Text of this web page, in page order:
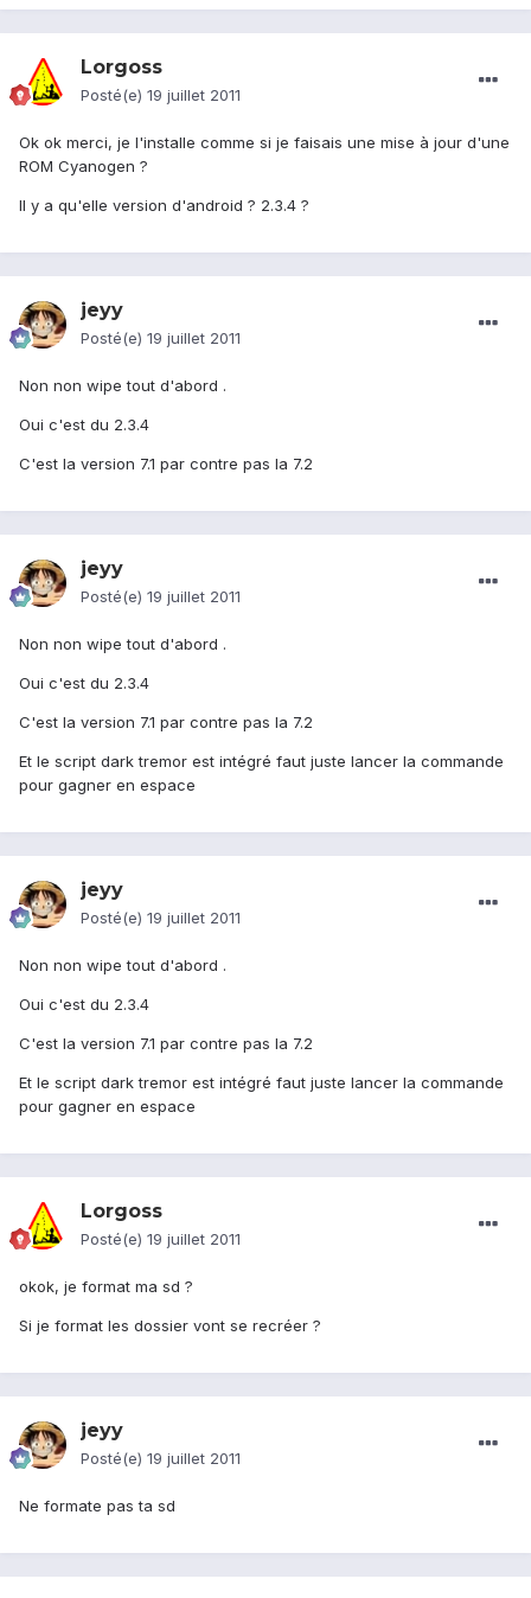
Lorgoss
Posté(e) 19 juillet 2011
Ok ok merci, je l'installe comme si je faisais une mise à jour d'une
ROM Cyanogen ?
Il y a qu'elle version d'android ? 2.3.4 ?
jeyy
Posté(e) 19 juillet 2011
Non non wipe tout d'abord .
Oui c'est du 2.3.4
C'est la version 7.1 par contre pas la 7.2
jeyy
Posté(e) 19 juillet 2011
Non non wipe tout d'abord .
Oui c'est du 2.3.4
C'est la version 7.1 par contre pas la 7.2
Et le script dark tremor est intégré faut juste lancer la commande
pour gagner en espace
jeyy
Posté(e) 19 juillet 2011
Non non wipe tout d'abord .
Oui c'est du 2.3.4
C'est la version 7.1 par contre pas la 7.2
Et le script dark tremor est intégré faut juste lancer la commande
pour gagner en espace
Lorgoss
Posté(e) 19 juillet 2011
okok, je format ma sd ?
Si je format les dossier vont se recréer ?
jeyy
Posté(e) 19 juillet 2011
Ne formate pas ta sd